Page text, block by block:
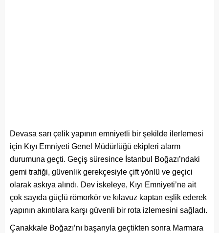
Devasa sarı çelik yapının emniyetli bir şekilde ilerlemesi
için Kıyı Emniyeti Genel Müdürlüğü ekipleri alarm
durumuna geçti. Geçiş süresince İstanbul Boğazı’ndaki
gemi trafiği, güvenlik gerekçesiyle çift yönlü ve geçici
olarak askıya alındı. Dev iskeleye, Kıyı Emniyeti’ne ait
çok sayıda güçlü römorkör ve kılavuz kaptan eşlik ederek
yapının akıntılara karşı güvenli bir rota izlemesini sağladı.
Çanakkale Boğazı’nı başarıyla geçtikten sonra Marmara